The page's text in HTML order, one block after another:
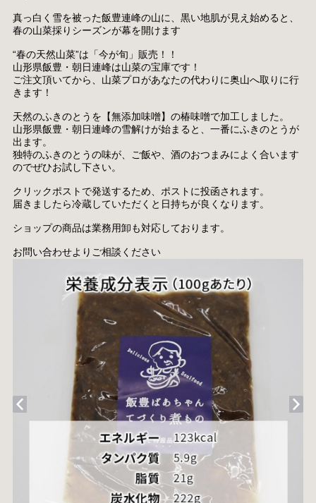
真っ白く雪を被った飯豊連峰の山に、黒い地肌が見え始めると、
春の山菜採りシーズンが幕を開けます
“春の天然山菜”は「今が旬」販売！！
山形県飯豊・朝日連峰は山菜の宝庫です！
ご注文頂いてから、山菜プロがあなたの代わりに奥山へ取りに行
きます！
天然のふきのとうを【無添加味噌】の椿味噌で加工しました。
山形県飯豊・朝日連峰の雪解けが始まると、一番にふきのとうが
出ます。
独特のふきのとうの味が、ご飯や、酒のおつまみによく合います
のでぜひお試し下さい。
クリックポストで発送するため、ポストに投函されます。
届きましたら冷蔵していただくと日持ちが良くなります。
ショップの商品は業務用卸も対応しております。
お問い合わせよりご相談ください